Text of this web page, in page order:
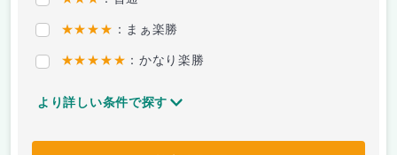
★★★★ ：まぁ楽勝
★★★★★ ：かなり楽勝
より詳しい条件で探す